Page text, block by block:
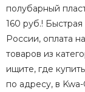
полубарный
160 руб.!
России, оплата
товаров из
ищите, где
по адресу, в